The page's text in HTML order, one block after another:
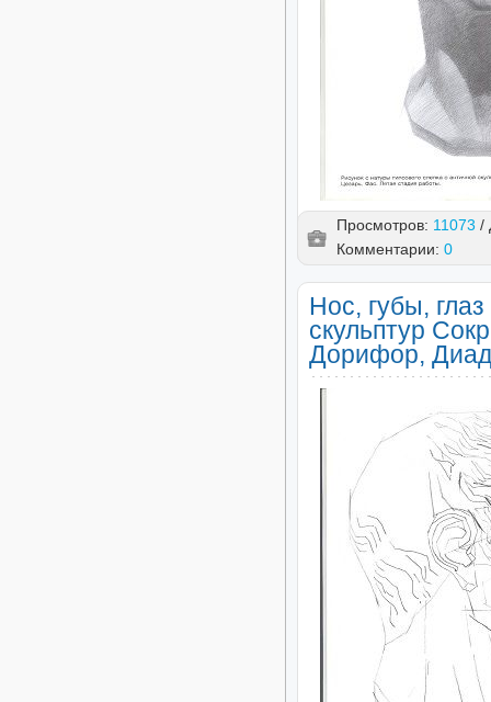
Просмотров: 11073 /
Комментарии: 0
Нос, губы,
скульптур
Дорифор,